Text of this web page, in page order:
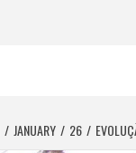
JANUARY 26